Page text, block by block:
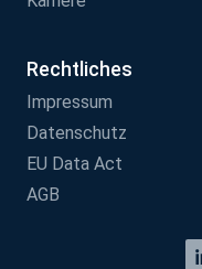
Rechtliches
Impressum
Datenschutz
EU Data Act
AGB